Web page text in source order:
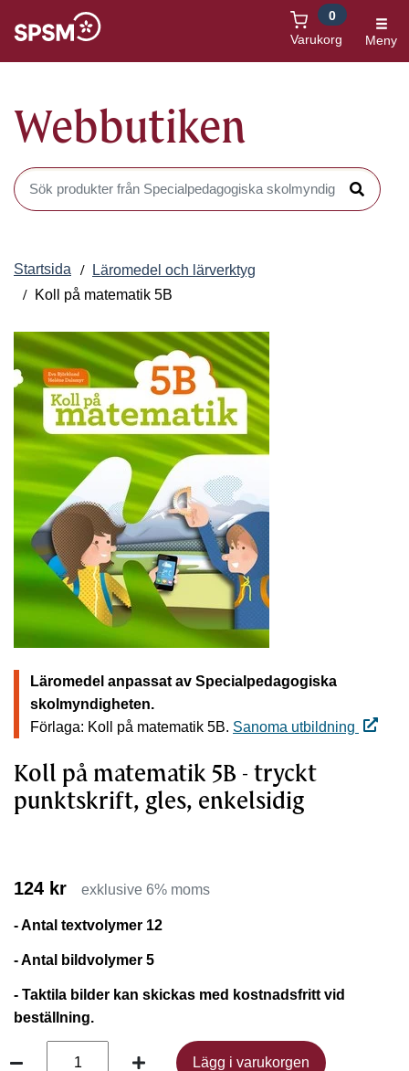
Varukorg
0
Meny
Webbutiken
Sök produkter i Webbutiken
Sök
Startsida
Läromedel och lärverktyg
Koll på matematik 5B
Läromedel anpassat av Specialpedagogiska
skolmyndigheten.
Förlaga: Koll på matematik 5B. Sanoma utbildning
Koll på matematik 5B - tryckt
punktskrift, gles, enkelsidig
124 kr exklusive 6% moms
- Antal textvolymer 12
- Antal bildvolymer 5
- Taktila bilder kan skickas med kostnadsfritt vid
beställning.
Lägg i varukorgen
Lägg i varukorgen